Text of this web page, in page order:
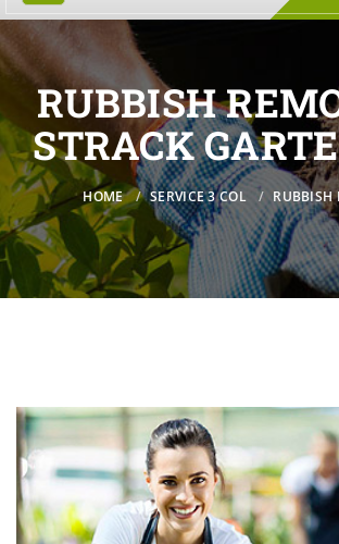
RUBBISH
STRACK
HOME SERVICE 3 COL RUBBISH